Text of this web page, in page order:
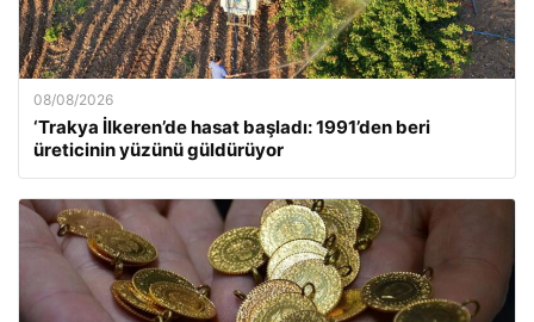
08/08/2026
‘Trakya İlkeren’de hasat başladı: 1991’den beri
üreticinin yüzünü güldürüyor